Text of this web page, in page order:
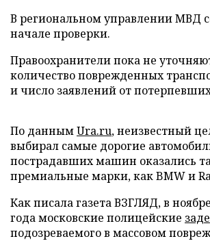
В региональном управлении МВД
начале проверки.
Правоохранители пока не
количество поврежденных
и число заявлений от
По даннымUra.ru, неизвестный
выбирал самые дорогие
пострадавших машин оказались
премиальные марки, как BMW и
Как писала газета ВЗГЛЯД, в
года московские полицейские
подозреваемого в массовом